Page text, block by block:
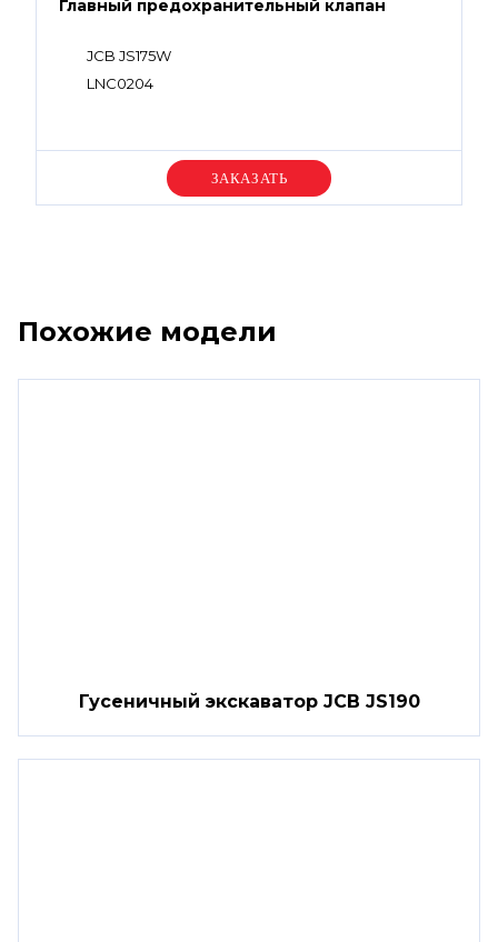
Главный предохранительный клапан
JCB JS175W
LNC0204
Уточняйте цену
Похожие модели
Гусеничный экскаватор JCB JS190